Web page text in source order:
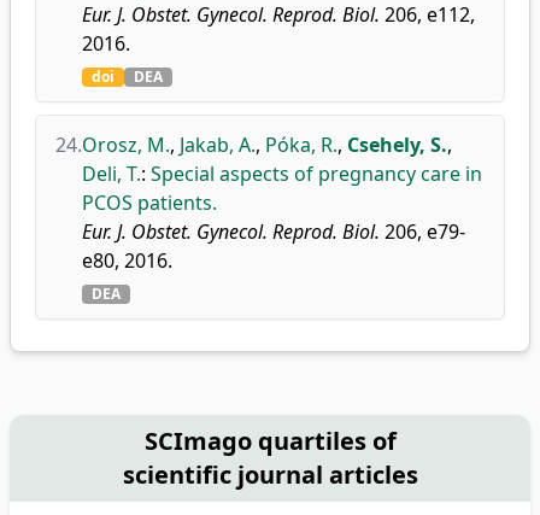
Eur. J. Obstet. Gynecol. Reprod. Biol. 206, e112,
2016.
doi DEA
24.Orosz, M., Jakab, A., Póka, R., Csehely, S.,
Deli, T.: Special aspects of pregnancy care in
PCOS patients.
Eur. J. Obstet. Gynecol. Reprod. Biol. 206, e79-
e80, 2016.
DEA
SCImago quartiles of
scientific journal articles